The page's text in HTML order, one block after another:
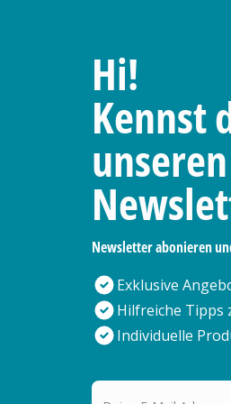
Hi!
Kennst
unseren
Newsletter abonieren
Exklusive
Hilfreiche Tipps
Individuelle
Deine E-Mail